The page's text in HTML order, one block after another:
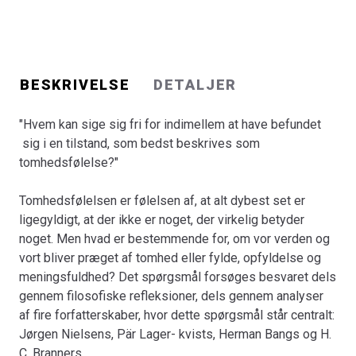
Ondskab er det at skade andre, der hvor vi gør det med
vilje eller i det mindste kan gøre for det vi gør. Man hvad
for andre? Igen forsøges spørgsmålet besvaret gennem
både filosofiske over- vejelser og litterære analyser,
denne gang af centrale værker af Dostojevskij og Martin
sammenhæng mel- lem tomhedsfølelse og ondskab.
Bogens handlingsanvisning bliver da denne: Både for vor
egen og for andres skyld må vi dels arbejde for at skabe
samfundsmæssige rammer for tilværelsen, der fremmer
vores mulighed for stå i en levende udveksling med
andre og med verden, dels arbejde for - i vort personlige
liv - ikke at miste forbindelsen med de andre og verden.
BESKRIVELSE DETALJER
"Hvem kan sige sig fri for indimellem at have befundet
sig i en tilstand, som bedst beskrives som
tomhedsfølelse?"
Tomhedsfølelsen er følelsen af, at alt dybest set er
ligegyldigt, at der ikke er noget, der virkelig betyder
noget. Men hvad er bestemmende for, om vor verden og
vort bliver præget af tomhed eller fylde, opfyldelse og
meningsfuldhed? Det spørgsmål forsøges besvaret dels
gennem filosofiske refleksioner, dels gennem analyser
af fire forfatterskaber, hvor dette spørgsmål står centralt:
Jørgen Nielsens, Pär Lager- kvists, Herman Bangs og H.